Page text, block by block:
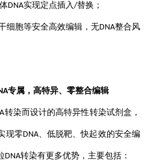
DNA实现定点插入/替换 ；
细胞等安全高效编辑，无DNA整合风
专属，高特异、 零整合编辑
转染而设计的高特异性转染试剂盒，
现零DNA、低脱靶、快起效的安全编
DNA转染有更多优势，主要包括：